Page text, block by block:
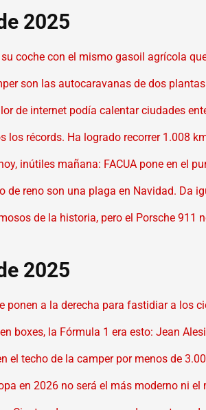
2025
coche con el mismo gasoil agrícola
son las autocaravanas de dos
de internet podía calentar ciudades
los récords. Ha logrado recorrer 1.008
inútiles mañana: FACUA pone en el
de reno son una plaga en Navidad. Da
de la historia, pero el Porsche 911
2025
ponen a la derecha para fastidiar a
boxes, la Fórmula 1 era esto: Jean
el techo de la camper por menos de
en 2026 no será el más moderno ni